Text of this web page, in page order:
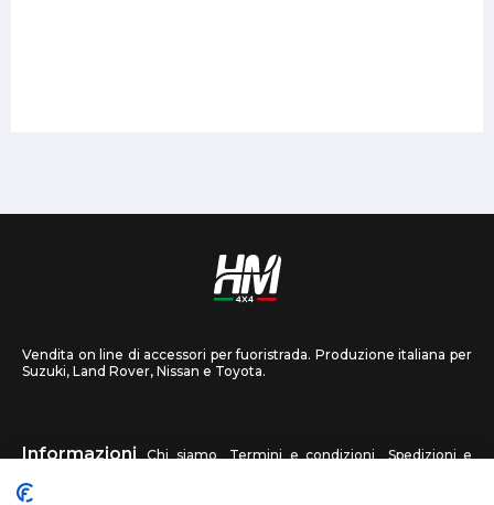
Vendita on line di accessori per fuoristrada. Produzione italiana per
Suzuki, Land Rover, Nissan e Toyota.
Informazioni Chi siamo Termini e condizioni
Spedizioni e
recessi